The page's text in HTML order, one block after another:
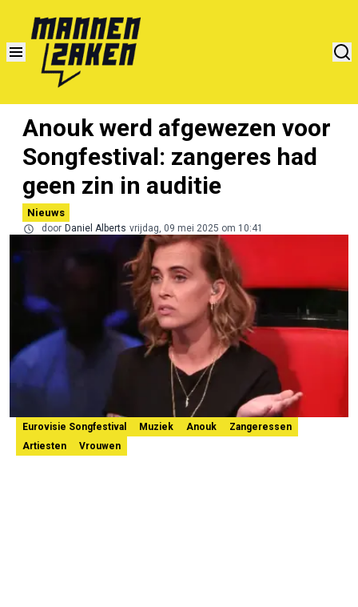
Anouk werd afgewezen voor
Songfestival: zangeres had
geen zin in auditie
Nieuws
door Daniel Alberts vrijdag, 09 mei 2025 om 10:41
Eurovisie Songfestival Muziek Anouk
Zangeressen
Artiesten
Vrouwen